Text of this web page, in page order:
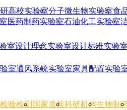
高校实验室分子微生物实验室食
医药制药实验室石油化工实验室
室设计理念实验室设计标准实验
室通风系统实验室家具配置实验
检验检测 国家质检科研机构生物制